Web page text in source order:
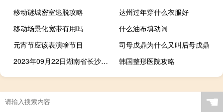
移动谜城密室逃脱攻略
达州过年穿什么衣服好
移动场景化宽带有用吗
什么油布填动词
元宵节应该表演啥节目
司母戊鼎为什么又叫后母戊鼎
2023年09月22日湖南省长沙市疫情大数据-今日/今天疫情全网搜索最新实时消息动态情况通知播报
韩国整形医院攻略
☚